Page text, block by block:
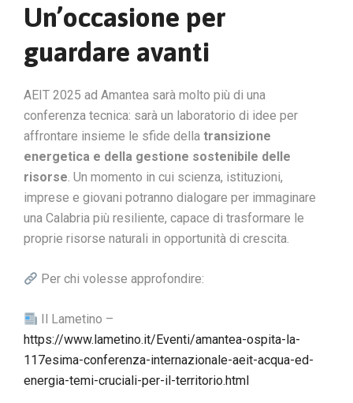
Un’occasione per
guardare avanti
AEIT 2025 ad Amantea sarà molto più di una
conferenza tecnica: sarà un laboratorio di idee per
affrontare insieme le sfide della transizione
energetica e della gestione sostenibile delle
risorse. Un momento in cui scienza, istituzioni,
imprese e giovani potranno dialogare per immaginare
una Calabria più resiliente, capace di trasformare le
proprie risorse naturali in opportunità di crescita.
Per chi volesse approfondire:
Il Lametino –
https://www.lametino.it/Eventi/amantea-ospita-la-
117esima-conferenza-internazionale-aeit-acqua-ed-
energia-temi-cruciali-per-il-territorio.html